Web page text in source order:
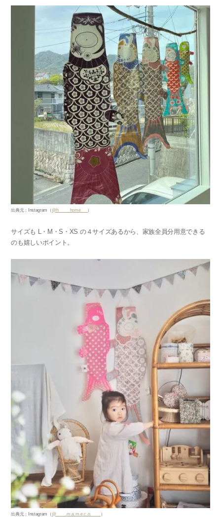
出典元：Instagram（@h_____home___ ）
サイズも L・M・S・XS の４サイズあるから、家族全員分用意できる
のも嬉しいポイント。
出典元：Instagram（@____.m.a.m.e.c.o.____ ）